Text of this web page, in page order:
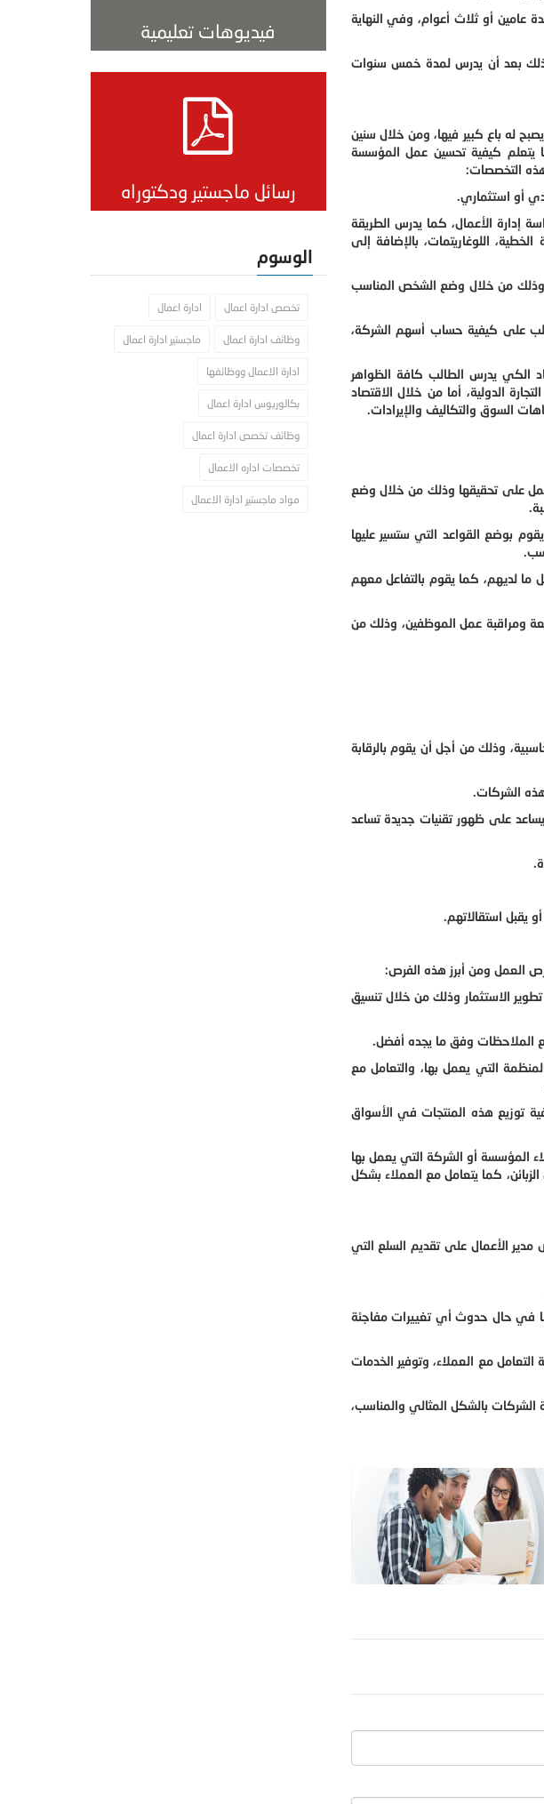
عامين أو ثلاث أعوام، وفي النهاية
وذلك بعد أن يدرس لمدة خمس سنوات
له باع كبير فيها، ومن خلال سنين
يتعلم كيفية تحسين عمل المؤسسة
التخصصات:
أو استثماري.
إدارة الأعمال، كما يدرس الطريقة
اللوغاريتمات، بالإضافة إلى
وذلك من خلال وضع الشخص المناسب
على كيفية حساب أسهم الشركة،
الكي يدرس الطالب كافة الظواهر
الدولية، أما من خلال الاقتصاد
السوق والتكاليف والإيرادات.
على تحقيقها وذلك من خلال وضع
بوضع القواعد التي ستسير عليها
ما لديهم، كما يقوم بالتفاعل معهم
ومراقبة عمل الموظفين، وذلك من
وذلك من أجل أن يقوم بالرقابة
الشركات.
على ظهور تقنيات جديدة تساعد
يقبل استقالاتهم.
العمل ومن أبرز هذه الفرص:
الاستثمار وذلك من خلال تنسيق
الملاحظات وفق ما يجده أفضل.
التي يعمل بها، والتعامل مع
توزيع هذه المنتجات في الأسواق
المؤسسة أو الشركة التي يعمل بها
كما يتعامل مع العملاء بشكل
الأعمال على تقديم السلع التي
في حال حدوث أي تغييرات مفاجئة
مع العملاء، وتوفير الخدمات
بالشكل المثالي والمناسب،
فيديوهات تعليمية
رسائل ماجستير ودكتوراه
الوسوم
تخصص ادارة اعمال ادارة اعمال
وظائف ادارة اعمال ماجستير ادارة اعمال
ادارة الاعمال ووظائفها
بكالوريوس ادارة اعمال
وظائف تخصص ادارة اعمال
تخصصات اداره الاعمال
مواد ماجستير ادارة الاعمال